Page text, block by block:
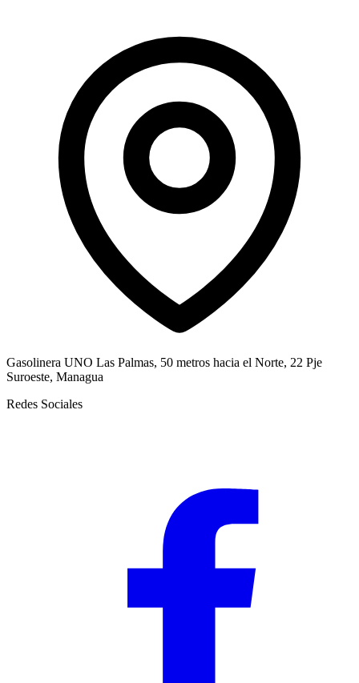
Gasolinera UNO Las Palmas, 50 metros hacia el Norte, 22 Pje
Suroeste, Managua
Redes Sociales